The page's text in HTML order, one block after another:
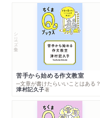
シリーズ・全集
苦手から始める作文教室
─文章が書けたらいいことはある？
津村記久子著